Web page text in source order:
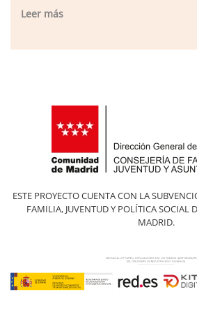
Leer más
ESTE PROYECTO CUENTA CON LA
FAMILIA, JUVENTUD Y POLÍTICA SOCIAL
MADRID.